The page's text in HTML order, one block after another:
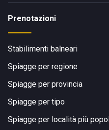
Prenotazioni
Stabilimenti balneari
Spiagge per regione
Spiagge per provincia
Spiagge per tipo
Spiagge per località più